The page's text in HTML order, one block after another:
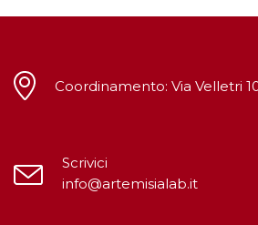
Coordinamento: Via Velletri
Scrivici
info@artemisialab.it